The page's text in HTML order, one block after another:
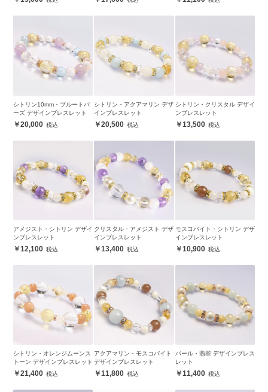
シトリン10mm・ブルートパ
ーズ デザインブレスレット
20,000
シトリン・アクアマリン デザ
インブレスレット
20,500
シトリン・クリスタル デザイ
ンブレスレット
13,500
アメジスト・シトリン デザイ
ンブレスレット
12,100
クリスタル・アメジスト デザ
インブレスレット
13,400
モスコバイト・シトリン デザ
インブレスレット
10,900
シトリン・オレンジムーンス
トーン デザインブレスレット
21,400
アクアマリン・モスコバイト
デザインブレスレット
11,800
パール・翡翠 デザインブレス
レット
11,400